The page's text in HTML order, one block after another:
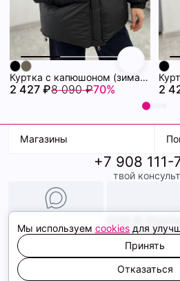
Куртка с капюшоном (зима) 72460880\15
2 427 ₽8 090 ₽70% 2
Магазины
ТК Терминал
ТРК Континент
+7 908 111-
твой
Политика
Соглашение
Сайт создали
Мы используем cookies для
Принять
Отказаться